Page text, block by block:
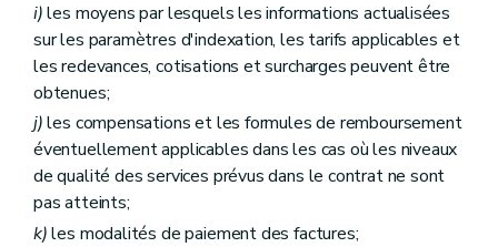
i)les moyens par lesquels les informations actualisées
sur les paramètres d'indexation, les tarifs applicables et
les redevances, cotisations et surcharges peuvent être
obtenues;
j)les compensations et les formules de remboursement
éventuellement applicables dans les cas où les niveaux
de qualité des services prévus dans le contrat ne sont
pas atteints;
k)les modalités de paiement des factures;